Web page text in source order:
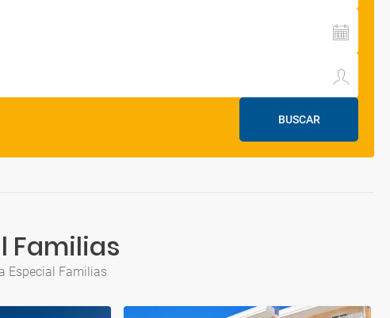
BUSCAR
Familias
Especial Familias